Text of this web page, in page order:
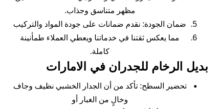
مظهر متناسق وجذاب.
ضمان الجودة: نقدم ضمانات على جودة المواد والتركيب
مما يعكس ثقتنا في خدماتنا ويعطي العملاء طمأنينة
كاملة.
بديل الرخام للجدران في الامارات
تحضير السطح: تأكد من أن الجدار الخشبي نظيف وجاف
وخالٍ من الغبار أو